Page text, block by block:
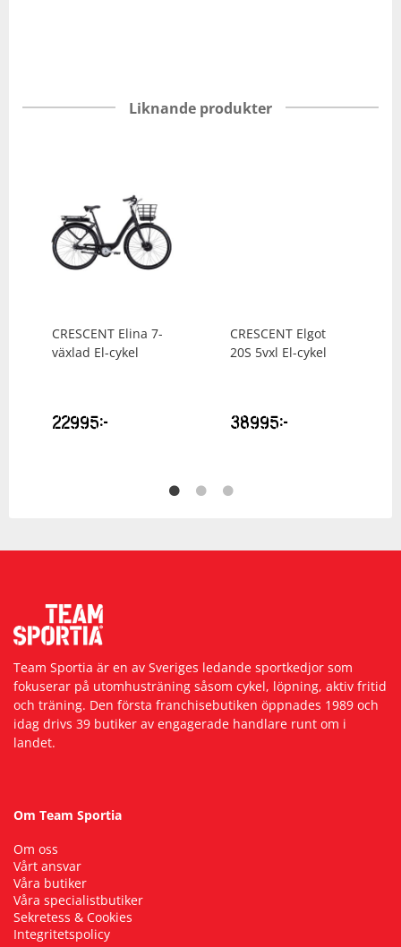
Liknande produkter
CRESCENT Elina 7-
växlad El-cykel
22995kr
CRESCENT Elgot
20S 5vxl El-cykel
38995kr
Team Sportia är en av Sveriges ledande sportkedjor som
fokuserar på utomhusträning såsom cykel, löpning, aktiv fritid
och träning. Den första franchisebutiken öppnades 1989 och
idag drivs 39 butiker av engagerade handlare runt om i
landet.
Om Team Sportia
Om oss
Vårt ansvar
Våra butiker
Våra specialistbutiker
Sekretess & Cookies
Integritetspolicy